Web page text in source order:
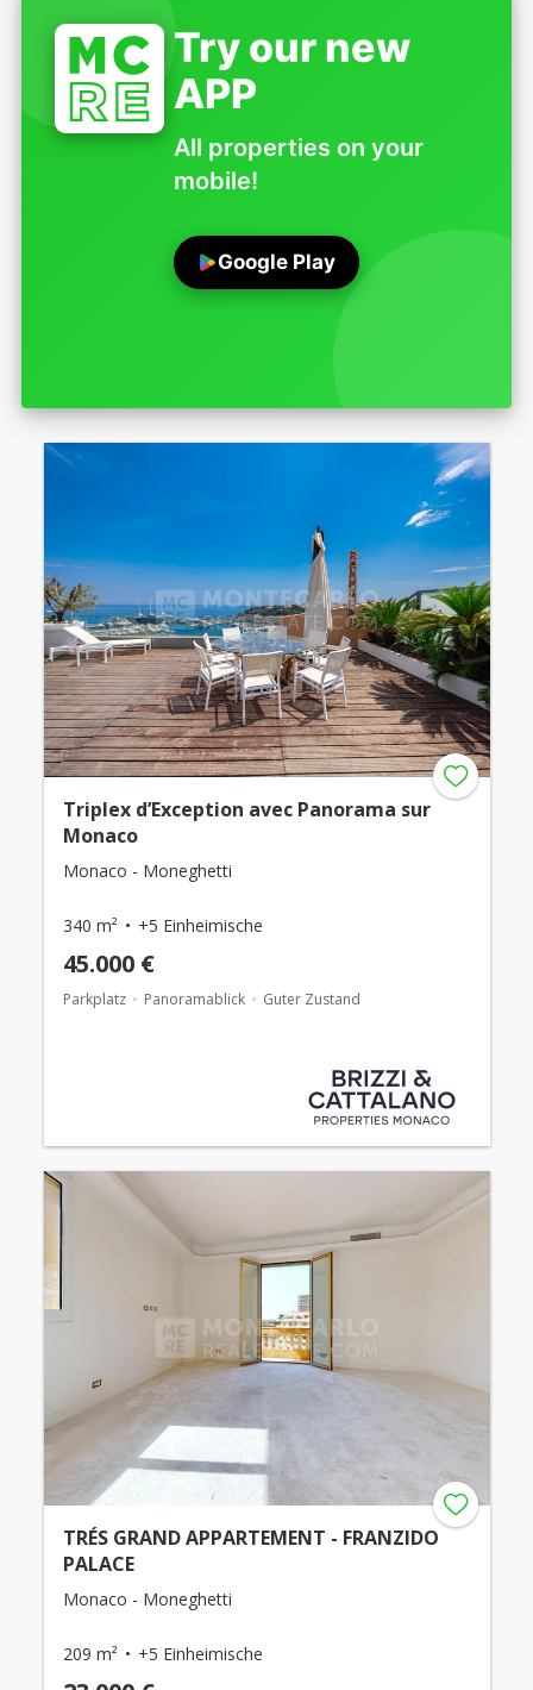
Try our new
APP
All properties on your
mobile!
Google Play
Triplex d’Exception avec Panorama sur
Monaco
Monaco - Moneghetti
340 m² +5 Einheimische
45.000 €
Parkplatz Panoramablick Guter Zustand
TRÉS GRAND APPARTEMENT - FRANZIDO
PALACE
Monaco - Moneghetti
209 m² +5 Einheimische